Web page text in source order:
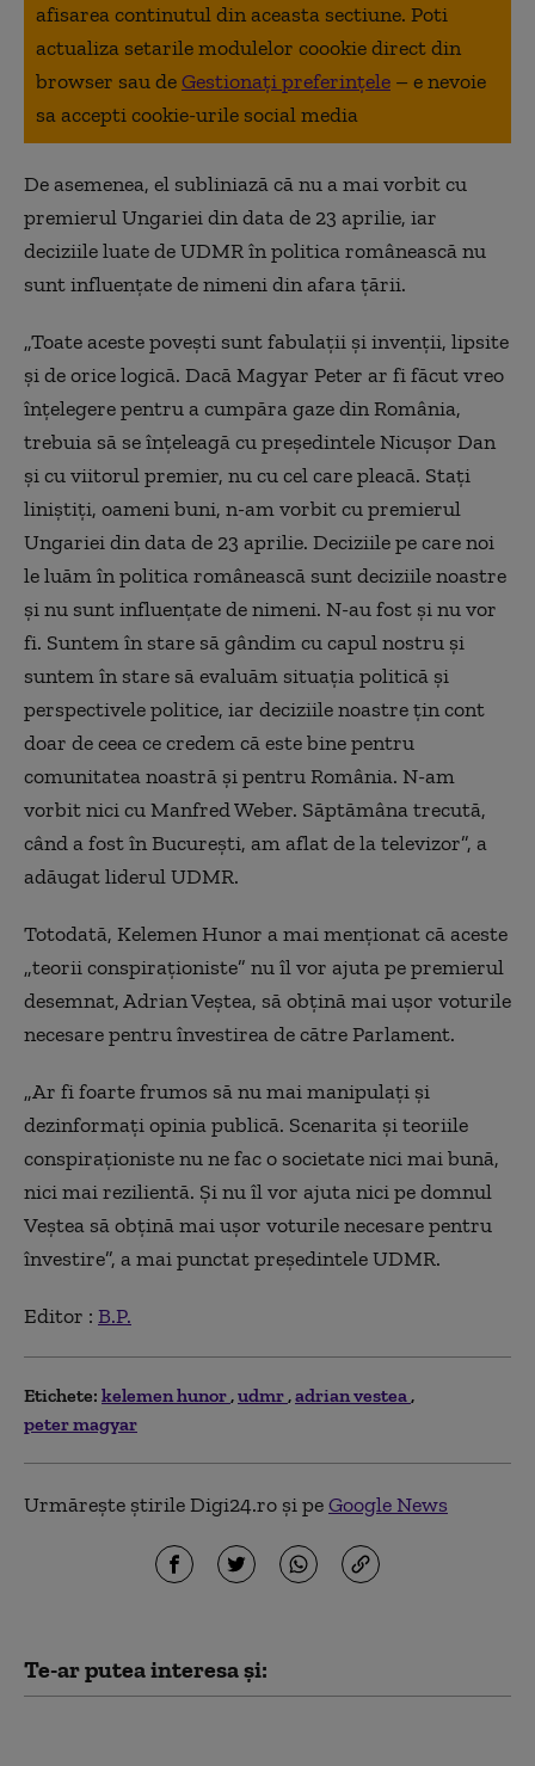
afisarea continutul din aceasta sectiune. Poti
actualiza setarile modulelor coookie direct din
browser sau deGestionați preferințele – e nevoie
sa accepti cookie-urile social media
De asemenea, el subliniază că nu a mai vorbit cu
premierul Ungariei din data de 23 aprilie, iar
deciziile luate de UDMR în politica românească nu
sunt influenţate de nimeni din afara ţării.
„Toate aceste poveşti sunt fabulaţii şi invenţii, lipsite
şi de orice logică. Dacă Magyar Peter ar fi făcut vreo
înţelegere pentru a cumpăra gaze din România,
trebuia să se înţeleagă cu preşedintele Nicuşor Dan
şi cu viitorul premier, nu cu cel care pleacă. Staţi
liniştiţi, oameni buni, n-am vorbit cu premierul
Ungariei din data de 23 aprilie. Deciziile pe care noi
le luăm în politica românească sunt deciziile noastre
şi nu sunt influenţate de nimeni. N-au fost şi nu vor
fi. Suntem în stare să gândim cu capul nostru şi
suntem în stare să evaluăm situaţia politică şi
perspectivele politice, iar deciziile noastre ţin cont
doar de ceea ce credem că este bine pentru
comunitatea noastră şi pentru România. N-am
vorbit nici cu Manfred Weber. Săptămâna trecută,
când a fost în Bucureşti, am aflat de la televizor”, a
adăugat liderul UDMR.
Totodată, Kelemen Hunor a mai menţionat că aceste
„teorii conspiraţioniste” nu îl vor ajuta pe premierul
desemnat, Adrian Veştea, să obţină mai uşor voturile
necesare pentru învestirea de către Parlament.
„Ar fi foarte frumos să nu mai manipulaţi şi
dezinformaţi opinia publică. Scenarita şi teoriile
conspiraţioniste nu ne fac o societate nici mai bună,
nici mai rezilientă. Şi nu îl vor ajuta nici pe domnul
Veştea să obţină mai uşor voturile necesare pentru
învestire”, a mai punctat preşedintele UDMR.
Editor : B.P.
Etichete: kelemen hunor udmr adrian vestea
peter magyar
Urmărește știrile Digi24.ro și peGoogle News
Te-ar putea interesa și: